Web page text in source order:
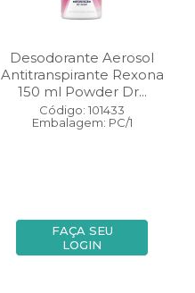
Desodorante Aerosol
Antitranspirante Rexona
150 ml Powder Dr...
Código: 101433
Embalagem: PC/1
FAÇA SEU
LOGIN